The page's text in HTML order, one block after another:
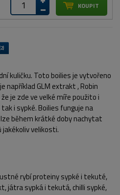
kuličku. Toto boilies je vytvořeno
například GLM extrakt , Robin
je zde ve velké míře použito i
i sypké. Boilies funguje na
během krátké doby nachytat
velikosti.
rybí proteiny sypké i tekuté,
játra sypká i tekutá, chilli sypké,